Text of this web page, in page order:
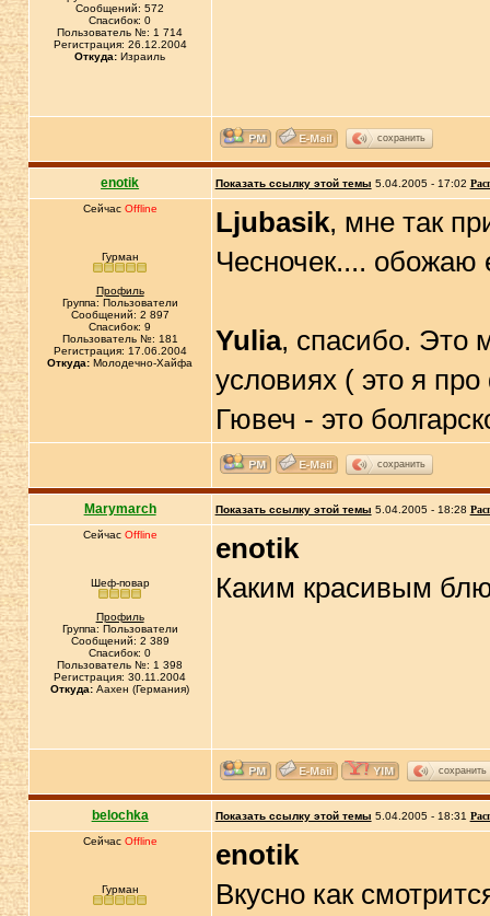
Сообщений: 572
Спасибок: 0
Пользователь №: 1 714
Регистрация: 26.12.2004
Откуда: Израиль
сохранить
enotik Показать ссылку этой темы 5.04.2005 - 17:02
Сейчас Offline
Гурман
Профиль
Группа: Пользователи
Сообщений: 2 897
Спасибок: 9
Пользователь №: 181
Регистрация: 17.06.2004
Откуда: Молодечно-Хайфа
Ljubasik, мне так
Чесночек.... обожаю
Yulia, спасибо. Это
условиях ( это я про
Гювеч - это
сохранить
Marymarch Показать ссылку этой темы 5.04.2005 - 18:28
Сейчас Offline
Шеф-повар
Профиль
Группа: Пользователи
Сообщений: 2 389
Спасибок: 0
Пользователь №: 1 398
Регистрация: 30.11.2004
Откуда: Аахен (Германия)
enotik
Каким красивым
сохранить
belochka Показать ссылку этой темы 5.04.2005 - 18:31
Сейчас Offline
Гурман
enotik
Вкусно как